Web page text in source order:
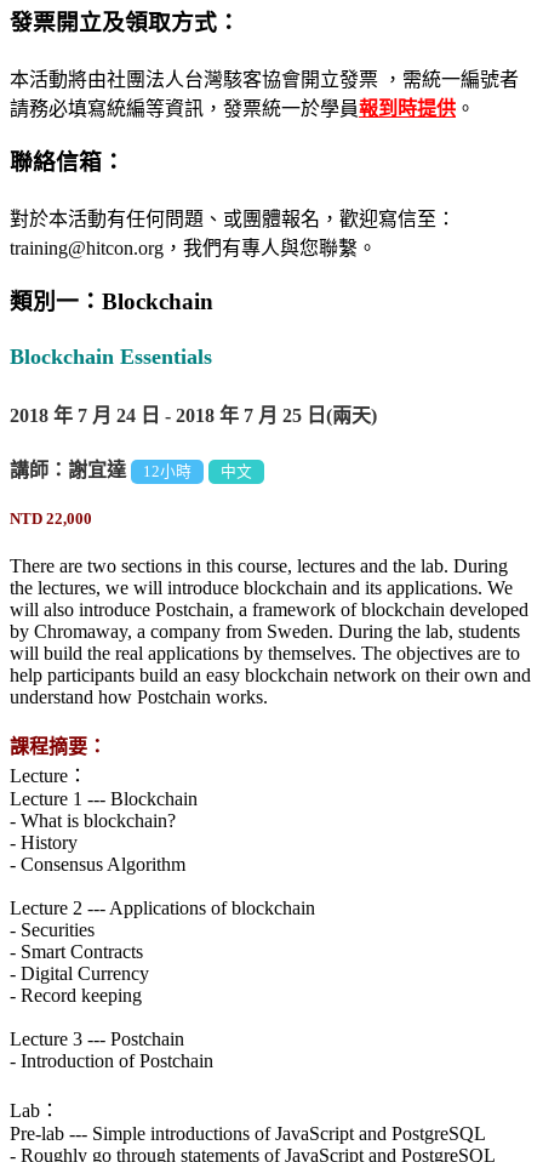
發票開立及領取方式：
本活動將由社團法人台灣駭客協會開立發票 ，需統一編號者
請務必填寫統編等資訊，發票統一於學員報到時提供 。
聯絡信箱：
對於本活動有任何問題、或團體報名，歡迎寫信至：
training@hitcon.org，我們有專人與您聯繫。
類別一：Blockchain
Blockchain Essentials
2018 年 7 月 24 日 - 2018 年 7 月 25 日(兩天)
講師：謝宜達 12小時 中文
NTD 22,000
There are two sections in this course, lectures and the lab. During
the lectures, we will introduce blockchain and its applications. We
will also introduce Postchain, a framework of blockchain developed
by Chromaway, a company from Sweden. During the lab, students
will build the real applications by themselves. The objectives are to
help participants build an easy blockchain network on their own and
understand how Postchain works.
課程摘要：
Lecture：
Lecture 1 --- Blockchain
- What is blockchain?
- History
- Consensus Algorithm
Lecture 2 --- Applications of blockchain
- Securities
- Smart Contracts
- Digital Currency
- Record keeping
Lecture 3 --- Postchain
- Introduction of Postchain
Lab：
Pre-lab --- Simple introductions of JavaScript and PostgreSQL
- Roughly go through statements of JavaScript and PostgreSQL